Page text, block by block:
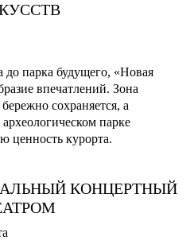
до парка будущего, «Новая
впечатлений. Зона
сохраняется, а
парке
ценность курорта.
КОНЦЕРТНЫЙ